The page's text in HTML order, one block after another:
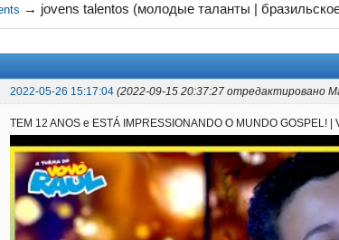
→ jovens talentos (молодые таланты |
2022-05-26 15:17:04 (2022-09-15 20:37:27 отредактировано
TEM 12 ANOS e ESTÁ IMPRESSIONANDO O MUNDO GOSPEL! |